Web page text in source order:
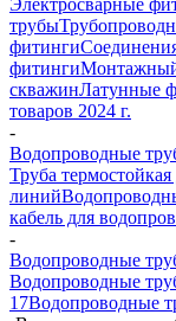
трубы
фитинги
фитинги
скважинЛатунные
товаров 2024 г.
-
Водопроводные
Труба
линий
кабель для
-
Водопроводные
Водопроводные
17Водопроводные